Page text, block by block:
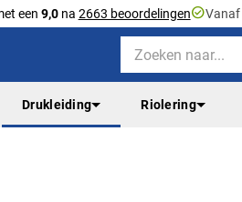
een 9,0na 2663 beoordelingencheck_circleVanaf
Drukleiding Riolering